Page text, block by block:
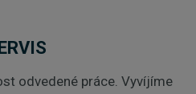
odvedené práce. Vyvíjíme